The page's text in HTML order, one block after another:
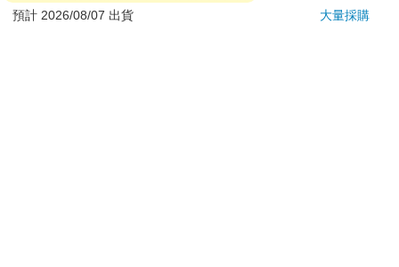
退換貨須知：
預計 2026/08/07 出貨
大量採購